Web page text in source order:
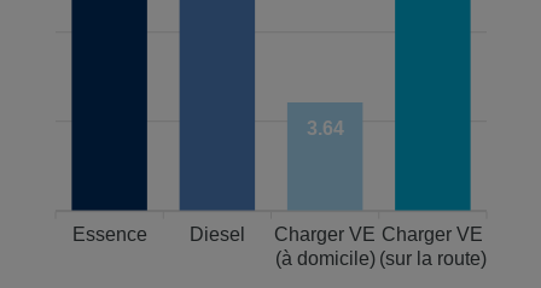
Essence Diesel Charger VE
(à domicile)
Charger VE
(sur la route)
3.64